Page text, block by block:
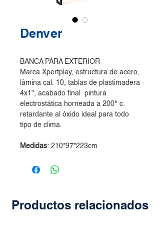
Denver
BANCA PARA EXTERIOR
Marca Xpertplay, estructura de acero,
lámina cal. 10, tablas de plastimadera
4x1", acabado final pintura
electrostática horneada a 200° c.
retardante al óxido ideal para todo
tipo de clima.
Medidas: 210*97*223cm
Productos relacionados